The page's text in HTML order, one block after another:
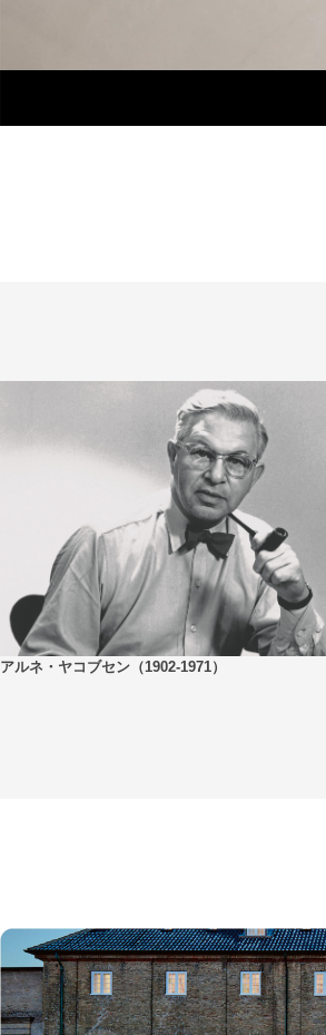
アルネ・ヤコブセン（1902-1971）